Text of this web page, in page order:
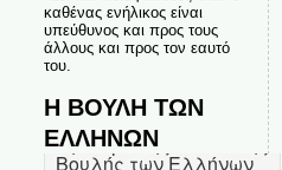
καθένας ενήλικος είναι
υπεύθυνος και προς τους
άλλους και προς τον εαυτό
του.
Η ΒΟΥΛΗ ΤΩΝ
ΕΛΛΗΝΩΝ